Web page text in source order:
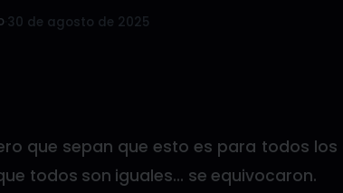
30 de agosto de 2025
que sepan que esto es para todos
todos son iguales… se equivocaron.